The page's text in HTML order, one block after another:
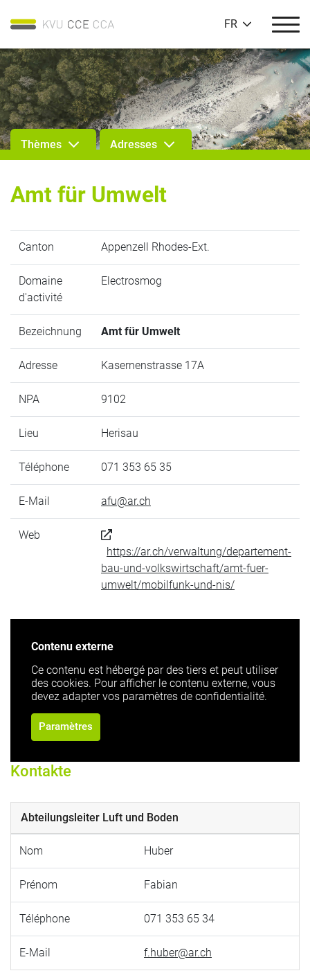
FR
Thèmes Adresses
Amt für Umwelt
Canton Appenzell Rhodes-Ext.
Domaine
d'activité
Electrosmog
Bezeichnung Amt für Umwelt
Adresse Kasernenstrasse 17A
NPA 9102
Lieu Herisau
Téléphone 071 353 65 35
E-Mail afu@ar.ch
Web
https://ar.ch/verwaltung/departement-
bau-und-volkswirtschaft/amt-fuer-
umwelt/mobilfunk-und-nis/
Contenu externe
Ce contenu est hébergé par des tiers et peut utiliser
des cookies. Pour afficher le contenu externe, vous
devez adapter vos paramètres de confidentialité.
Paramètres
Kontakte
Abteilungsleiter Luft und Boden
Nom Huber
Prénom Fabian
Téléphone 071 353 65 34
E-Mail f.huber@ar.ch